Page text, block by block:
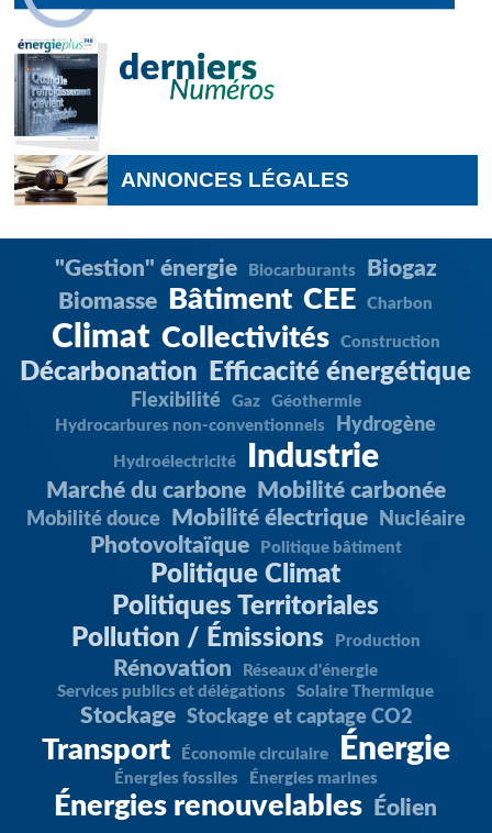
ANNONCES LÉGALES
"Gestion" énergie Biocarburants
Biogaz
Biomasse
Bâtiment CEE Charbon
Climat Collectivités Construction
Décarbonation Efficacité énergétique
Flexibilité Gaz
Géothermie
Hydrocarbures non-conventionnels
Hydrogène
Hydroélectricité Industrie
Marché du carbone Mobilité carbonée
Mobilité douce Mobilité électrique Nucléaire
Photovoltaïque Politique bâtiment
Politique Climat
Politiques Territoriales
Pollution / Émissions
Production
Rénovation
Réseaux d'énergie
Services publics et délégations
Solaire Thermique
Stockage Stockage et captage CO2
Transport Économie circulaire Énergie
Énergies fossiles Énergies marines
Énergies renouvelables Éolien